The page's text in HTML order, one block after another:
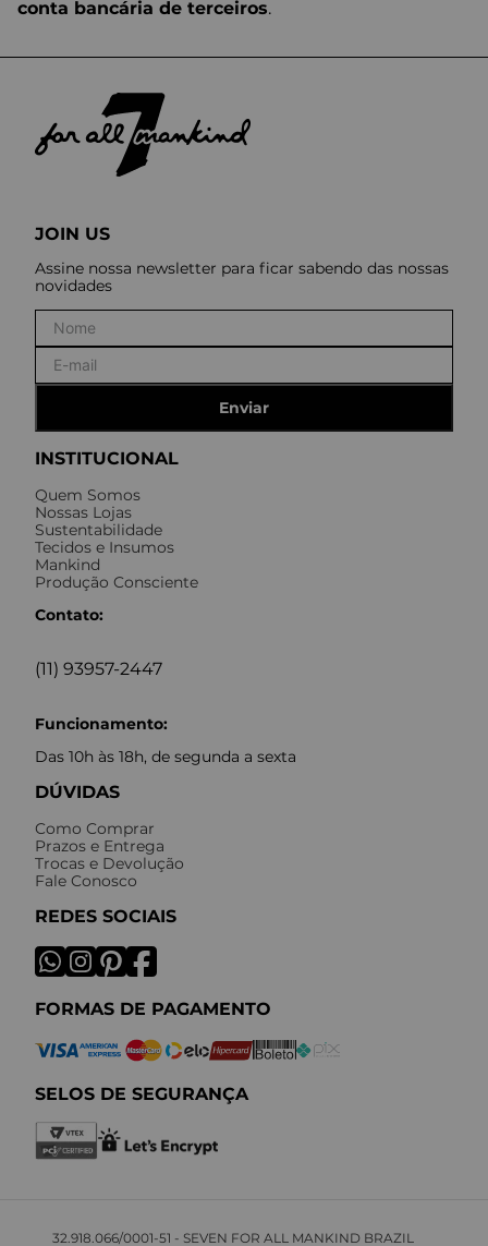
conta bancária de terceiros.
INSTITUCIONAL
Quem Somos
Nossas Lojas
Sustentabilidade
Tecidos e Insumos
Mankind
Produção Consciente
Contato:
(11) 93957-2447
Funcionamento:
Das 10h às 18h, de segunda a sexta
DÚVIDAS
Como Comprar
Prazos e Entrega
Trocas e Devolução
Fale Conosco
REDES SOCIAIS
FORMAS DE PAGAMENTO
SELOS DE SEGURANÇA
JOIN US
Assine nossa newsletter para ficar sabendo das nossas
novidades
Enviar
32.918.066/0001-51 - SEVEN FOR ALL MANKIND BRAZIL